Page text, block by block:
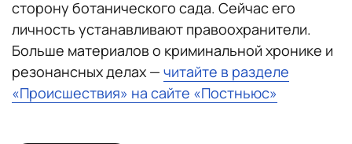
сторону ботанического сада. Сейчас его
личность устанавливают правоохранители.
Больше материалов о криминальной хронике и
резонансных делах — читайте в разделе
«Происшествия» на сайте «Постньюс»